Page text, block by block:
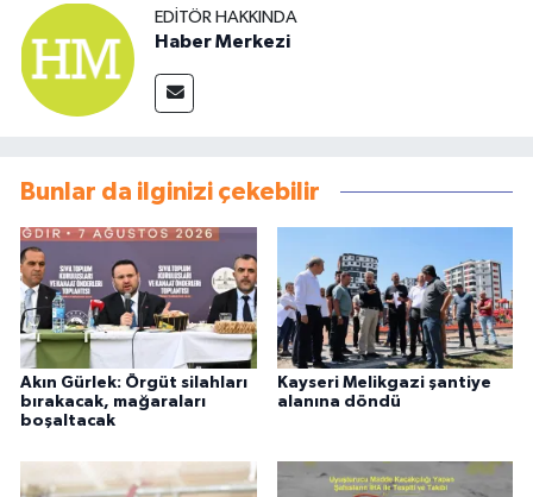
EDITÖR HAKKINDA
Haber Merkezi
Bunlar da ilginizi çekebilir
Akın Gürlek: Örgüt silahları
bırakacak, mağaraları
boşaltacak
Kayseri Melikgazi şantiye
alanına döndü